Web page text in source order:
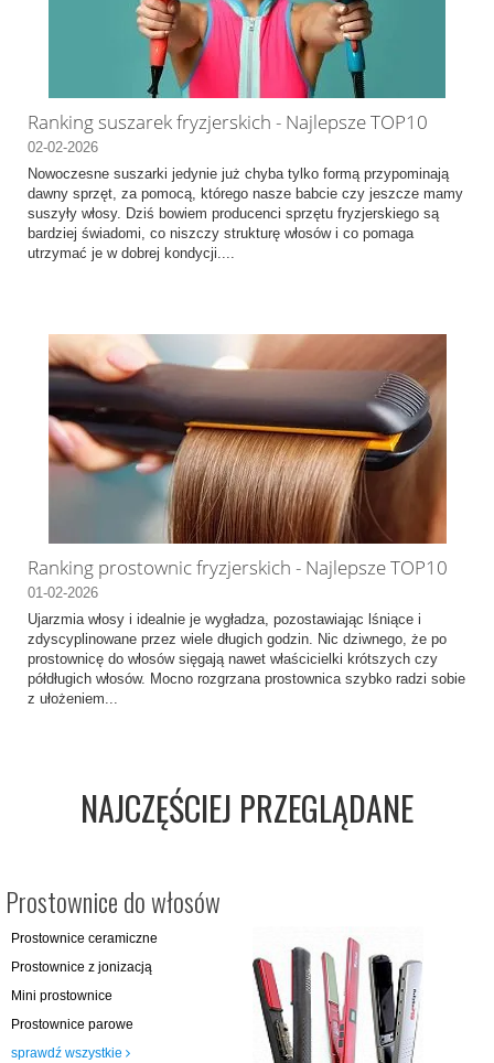
Ranking suszarek fryzjerskich - Najlepsze TOP10
02-02-2026
Nowoczesne suszarki jedynie już chyba tylko formą przypominają
dawny sprzęt, za pomocą, którego nasze babcie czy jeszcze mamy
suszyły włosy. Dziś bowiem producenci sprzętu fryzjerskiego są
bardziej świadomi, co niszczy strukturę włosów i co pomaga
utrzymać je w dobrej kondycji....
Ranking prostownic fryzjerskich - Najlepsze TOP10
01-02-2026
Ujarzmia włosy i idealnie je wygładza, pozostawiając lśniące i
zdyscyplinowane przez wiele długich godzin. Nic dziwnego, że po
prostownicę do włosów sięgają nawet właścicielki krótszych czy
półdługich włosów. Mocno rozgrzana prostownica szybko radzi sobie
z ułożeniem...
NAJCZĘŚCIEJ PRZEGLĄDANE
Prostownice do włosów
Prostownice ceramiczne
Prostownice z jonizacją
Mini prostownice
Prostownice parowe
sprawdź wszystkie